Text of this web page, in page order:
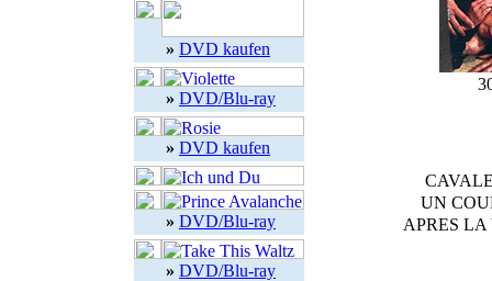
» DVD kaufen
» DVD/Blu-ray
» DVD kaufen
» DVD/Blu-ray
» DVD/Blu-ray
UN
APRES LA